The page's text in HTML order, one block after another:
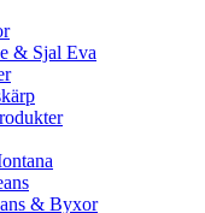
& Sjal Eva
& Byxor